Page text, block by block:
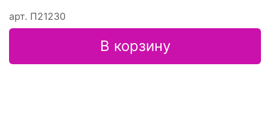
арт. П21230
В корзину